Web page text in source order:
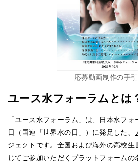
応募動画制作の手引
ユース水フォーラムとは
「ユース水フォーラム」は、日本水フ
日（国連「世界水の日」）に発足した、
ジェクト です。全国および海外の高校生
じてご参加いただくプラットフォームの